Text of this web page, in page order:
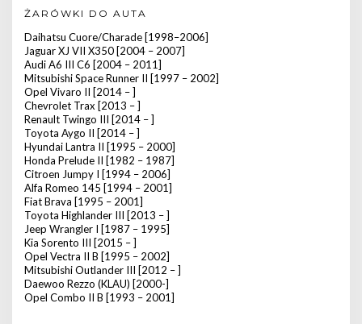
ŻARÓWKI DO AUTA
Daihatsu Cuore/Charade [1998–2006]
Jaguar XJ VII X350 [2004 – 2007]
Audi A6 III C6 [2004 – 2011]
Mitsubishi Space Runner II [1997 – 2002]
Opel Vivaro II [2014 – ]
Chevrolet Trax [2013 – ]
Renault Twingo III [2014 – ]
Toyota Aygo II [2014 – ]
Hyundai Lantra II [1995 – 2000]
Honda Prelude II [1982 – 1987]
Citroen Jumpy I [1994 – 2006]
Alfa Romeo 145 [1994 – 2001]
Fiat Brava [1995 – 2001]
Toyota Highlander III [2013 – ]
Jeep Wrangler I [1987 – 1995]
Kia Sorento III [2015 – ]
Opel Vectra II B [1995 – 2002]
Mitsubishi Outlander III [2012 – ]
Daewoo Rezzo (KLAU) [2000-]
Opel Combo II B [1993 – 2001]